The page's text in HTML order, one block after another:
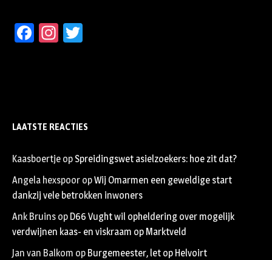
Facebook
Instagram
LAATSTE REACTIES
Kaasboertje op Spreidingswet asielzoekers: hoe zit dat?
Angela hexspoor opWij Omarmen een geweldige start
dankzij vele betrokken inwoners
Ank Bruins op D66 Vught wil opheldering over mogelijk
verdwijnen kaas- en viskraam op Marktveld
Jan van Balkom op Burgemeester, let op Helvoirt